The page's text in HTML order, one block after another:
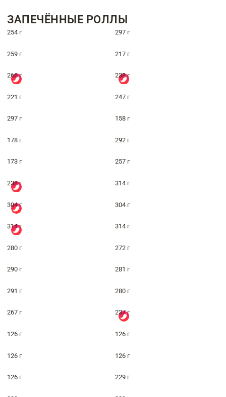
ЗАПЕЧЁННЫЕ РОЛЛЫ
254 г 297 г
259 г 217 г
266 г 238 г
221 г 247 г
297 г 158 г
178 г 292 г
173 г 257 г
238 г 314 г
304 г 304 г
314 г 314 г
280 г 272 г
290 г 281 г
291 г 280 г
267 г 237 г
126 г 126 г
126 г 126 г
126 г 229 г